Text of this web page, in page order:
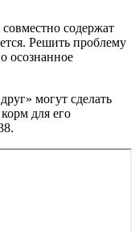
содержат
Решить проблему
осознанное
могут сделать
для его